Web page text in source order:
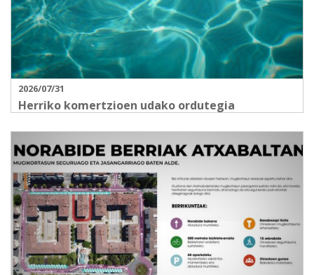
2026/07/31
Herriko komertzioen udako ordutegia